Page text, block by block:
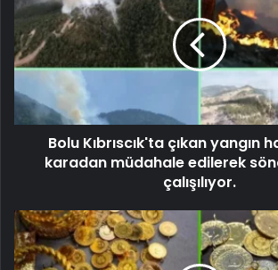
Bolu Kıbrıscık'ta çıkan yangın
karadan müdahale edilerek
çalışılıyor.